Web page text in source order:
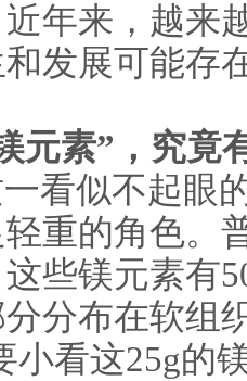
年来，越来
发展可能存
元素”，究竟
看似不起眼
重的角色。
些镁元素有
分布在软组
小看这25g的